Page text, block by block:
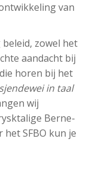
van
zowel het
aandacht bij
horen bij het
in taal
wij
Berne-
SFBO kun je